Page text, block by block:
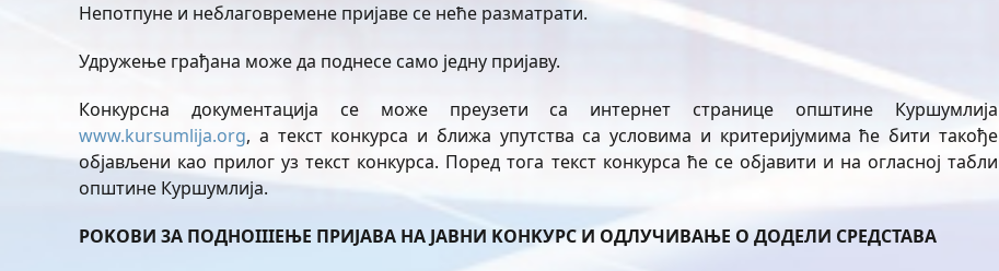
Непотпуне и неблаговремене пријаве се неће разматрати.
Удружење грађана може да поднесе само једну пријаву.
Конкурсна документација се може преузети са интернет странице општине Куршумлија
www.kursumlija.org, а текст конкурса и ближа упутства са условима и критеријумима ће бити такође
објављени као прилог уз текст конкурса. Поред тога текст конкурса ће се објавити и на огласној табли
општине Куршумлија.
POKOBИ 3A ПОДHOIIIEЊЕ ПPИJABA HA JAВHИ KOHKУPCИ ОДЛУЧИВАЊЕ О ДОДЕЛИ СРЕДСТАВА